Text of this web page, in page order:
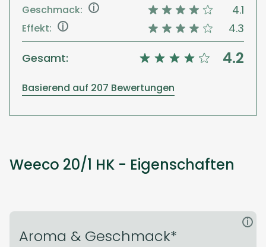
Geschmack: i 4.1
Effekt: i
4.3
Gesamt:
4.2
Basierend auf 207 Bewertungen
Weeco 20/1 HK - Eigenschaften
Aroma & Geschmack*
i